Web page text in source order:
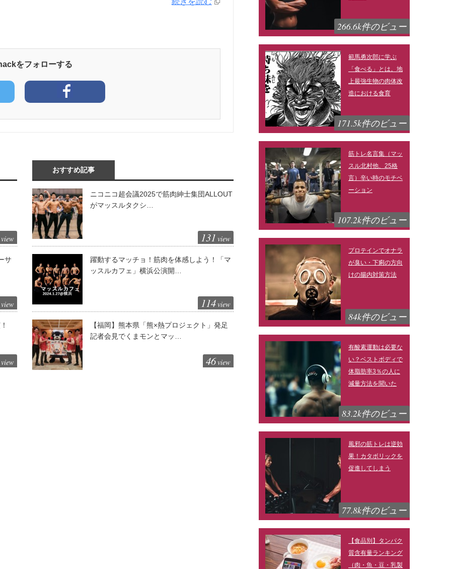
をフォローする
view
サ
view
view
おすすめ記事
ニコニコ超会議2025で筋肉紳士集団ALLOUT
がマッスルタクシ…
131 view
躍動するマッチョ！筋肉を体感しよう！「マ
ッスルカフェ」横浜公演開…
114 view
【福岡】熊本県「熊×熱プロジェクト」発足
記者会見でくまモンとマッ…
46 view
266.6k件のビュー
範馬勇次郎に学ぶ
「食べる」とは。地
上最強生物の肉体改
造における食育
171.5k件のビュー
筋トレ名言集（マッ
スル北村他、25格
言）辛い時のモチベ
ーション
107.2k件のビュー
プロテインでオナラ
が臭い・下痢の方向
けの腸内対策方法
84k件のビュー
有酸素運動は必要な
い？ベストボディで
体脂肪率3％の人に
減量方法を聞いた
83.2k件のビュー
風邪の筋トレは逆効
果！カタボリックを
促進してしまう
77.8k件のビュー
【食品別】タンパク
質含有量ランキング
（肉・魚・豆・乳製